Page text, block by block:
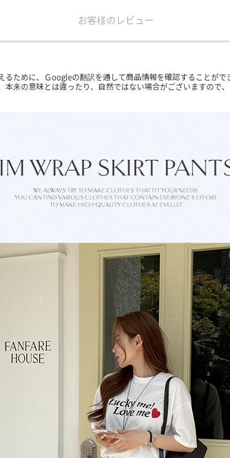
お客様のレビュー
ために、Ｇoogleの翻訳を通して商品情報を確認することがで
来の意味とは違ったり、自然ではない場合がございますので